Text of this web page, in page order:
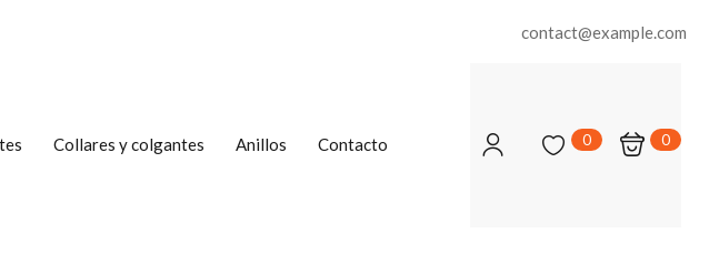
contact@example.com
Collares y colgantes Anillos Contacto 0 0